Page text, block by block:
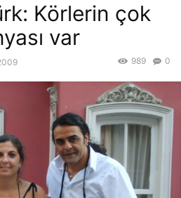
Körlerin çok
var
0
989